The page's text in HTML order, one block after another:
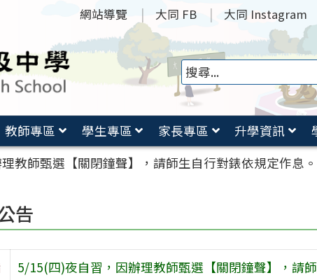
網站導覽 大同 FB 大同 Instagram
教師專區 學生專區 家長專區 升學資訊
教師甄選【關閉鐘聲】，請師生自行對錶依規定作息
告
5/15(四)夜自習，因辦理教師甄選【關閉鐘聲】，請